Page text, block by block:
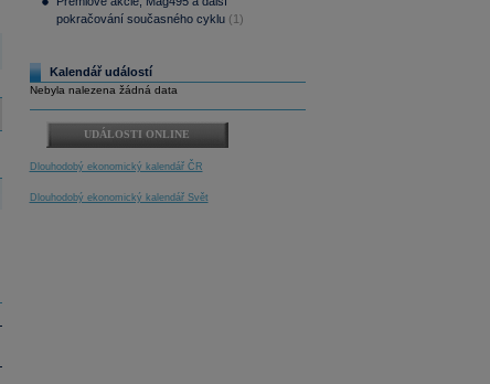
pokračování současného cyklu (1)
Kalendář událostí
Nebyla nalezena žádná data
UDÁLOSTI ONLINE
Dlouhodobý ekonomický kalendář ČR
Dlouhodobý ekonomický kalendář Svět